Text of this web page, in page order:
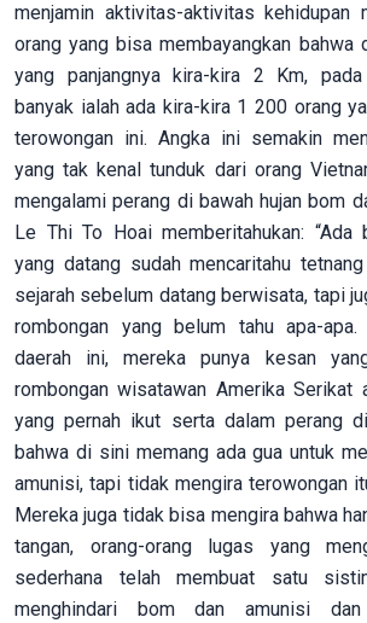
menjamin aktivitas-aktivitas kehidupan
orang yang bisa membayangkan bahwa
yang panjangnya kira-kira 2 Km,
banyak ialah ada kira-kira 1 200 orang
terowongan ini. Angka ini semakin
yang tak kenal tunduk dari orang
mengalami perang di bawah hujan bom
Le Thi To Hoai memberitahukan: “Ada
yang datang sudah mencaritahu
sejarah sebelum datang berwisata, tapi
rombongan yang belum tahu apa-
daerah ini, mereka punya kesan
rombongan wisatawan Amerika Serikat
yang pernah ikut serta dalam perang
bahwa di sini memang ada gua untuk
amunisi, tapi tidak mengira terowongan
Mereka juga tidak bisa mengira bahwa
tangan, orang-orang lugas yang
sederhana telah membuat satu
menghindari bom dan amunisi